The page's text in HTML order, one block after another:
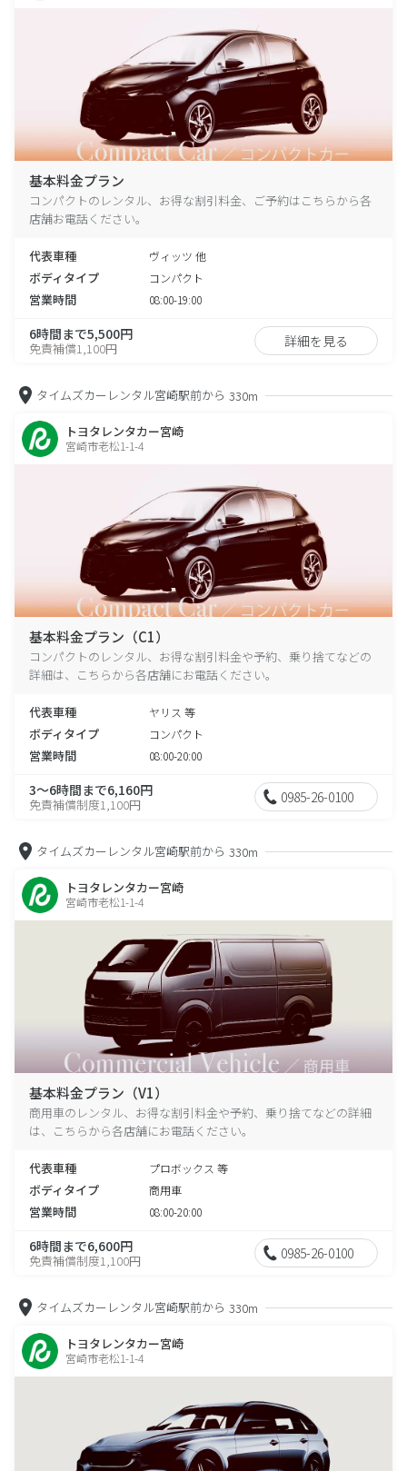
基本料金プラン
コンパクトのレンタル、お得な割引料金、ご予約はこちらから各
店舗お電話ください。
代表車種 ヴィッツ 他
ボディタイプ コンパクト
営業時間 08:00-19:00
6時間まで5,500円
免責補償1,100円 詳細を見る
タイムズカーレンタル宮崎駅前から 330m
トヨタレンタカー宮崎
宮崎市老松1-1-4
基本料金プラン（C1）
コンパクトのレンタル、お得な割引料金や予約、乗り捨てなどの
詳細は、こちらから各店舗にお電話ください。
代表車種 ヤリス 等
ボディタイプ コンパクト
営業時間 08:00-20:00
3～6時間まで6,160円
免責補償制度1,100円 0985-26-0100
タイムズカーレンタル宮崎駅前から 330m
トヨタレンタカー宮崎
宮崎市老松1-1-4
基本料金プラン（V1）
商用車のレンタル、お得な割引料金や予約、乗り捨てなどの詳細
は、こちらから各店舗にお電話ください。
代表車種 プロボックス 等
ボディタイプ 商用車
営業時間 08:00-20:00
6時間まで6,600円
免責補償制度1,100円 0985-26-0100
タイムズカーレンタル宮崎駅前から 330m
トヨタレンタカー宮崎
宮崎市老松1-1-4